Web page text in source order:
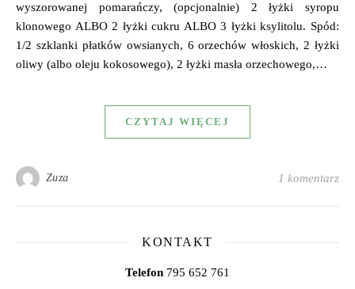
wyszorowanej pomarańczy, (opcjonalnie) 2 łyżki syropu
klonowego ALBO 2 łyżki cukru ALBO 3 łyżki ksylitolu. Spód:
1/2 szklanki płatków owsianych, 6 orzechów włoskich, 2 łyżki
oliwy (albo oleju kokosowego), 2 łyżki masła orzechowego,…
CZYTAJ WIĘCEJ
Zuza 1 komentarz
KONTAKT
Telefon 795 652 761